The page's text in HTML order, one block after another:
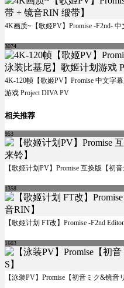
4K画质~【歌姬PV】Promise -F2nd-
3074
4K-120帧【歌姬PV】Promise 中文字
游戏 Project DIVA PV
相关推荐
953
【歌姬计划PV】Promise 互换版【初
1358
【歌姬计划 FT改】Promise -F2nd
1603
【泳装PV】Promise【初音ミク&镜音